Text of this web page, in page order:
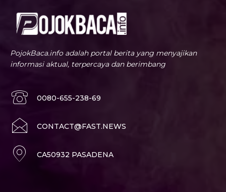
PojokBaca.info adalah portal berita yang menyajikan
informasi aktual, terpercaya dan berimbang
0080-655-238-69
CONTACT@FAST.NEWS
CA50932 PASADENA